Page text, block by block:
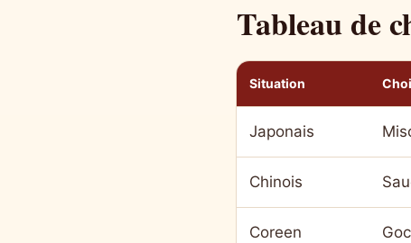
Tableau de
Situation
Japonais
Chinois
Coreen